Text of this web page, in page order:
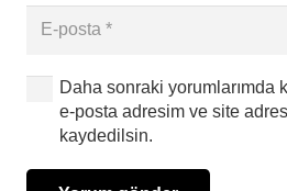
Daha sonraki yorumlarımda
e-posta adresim ve site
kaydedilsin.